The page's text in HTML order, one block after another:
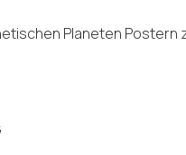
Planeten Postern